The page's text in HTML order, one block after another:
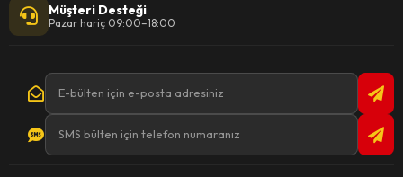
Müşteri Desteği
Pazar hariç 09:00–18:00